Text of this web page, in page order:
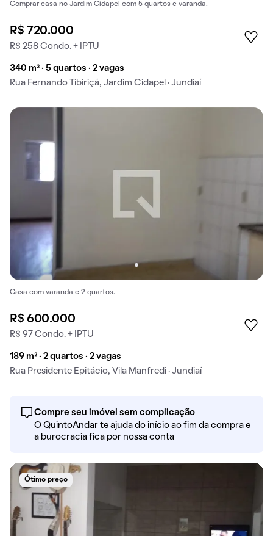
Comprar casa no Jardim Cidapel com 5 quartos e varanda.
R$ 720.000
R$ 258 Condo. + IPTU
340 m² · 5 quartos · 2 vagas
Rua Fernando Tibiriçá, Jardim Cidapel · Jundiaí
Casa com varanda e 2 quartos.
R$ 600.000
R$ 97 Condo. + IPTU
189 m² · 2 quartos · 2 vagas
Rua Presidente Epitácio, Vila Manfredi · Jundiaí
Compre seu imóvel sem complicação
O QuintoAndar te ajuda do início ao fim da compra e
a burocracia fica por nossa conta
Ótimo preço